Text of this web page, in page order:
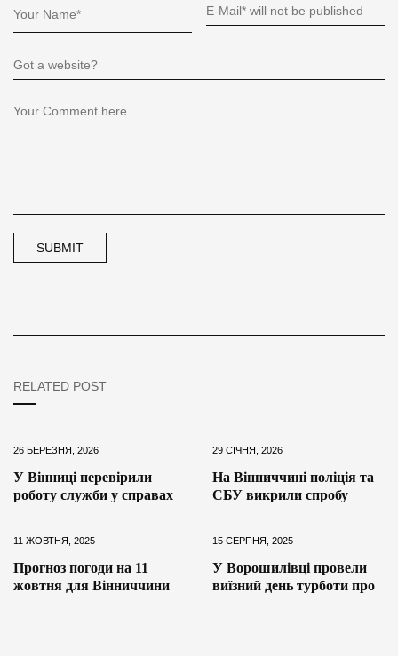
RELATED POST
26 БЕРЕЗНЯ, 2026
У Вінниці перевірили
роботу служби у справах
29 СІЧНЯ, 2026
На Вінниччині поліція та
СБУ викрили спробу
11 ЖОВТНЯ, 2025
Прогноз погоди на 11
жовтня для Вінниччини
15 СЕРПНЯ, 2025
У Ворошилівці провели
виїзний день турботи про